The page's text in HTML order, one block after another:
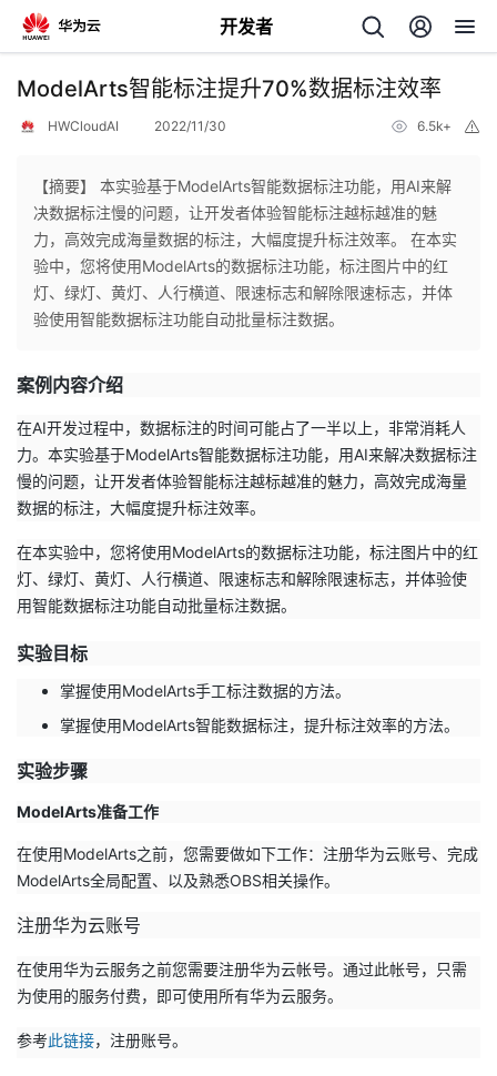
开发者
返
个
人
主
页
我
的
开
发
我
的
博
我
的
坛
我
圈
子
的
直
我
的
动
我
关
我
的
我
ModelArts智能标注提升70%数据标注效率
HWCloudAI 2022/11/30 6.5k+
【摘要】 本实验基于ModelArts智能数据标注功能，用AI来解
决数据标注慢的问题，让开发者体验智能标注越标越准的魅
力，高效完成海量数据的标注，大幅度提升标注效率。 在本实
验中，您将使用ModelArts的数据标注功能，标注图片中的红
灯、绿灯、黄灯、人行横道、限速标志和解除限速标志，并体
验使用智能数据标注功能自动批量标注数据。
案例内容介绍
在AI开发过程中，数据标注的时间可能占了一半以上，非常消耗人
力。本实验基于ModelArts智能数据标注功能，用AI来解决数据标注
慢的问题，让开发者体验智能标注越标越准的魅力，高效完成海量
数据的标注，大幅度提升标注效率。
在本实验中，您将使用ModelArts的数据标注功能，标注图片中的红
灯、绿灯、黄灯、人行横道、限速标志和解除限速标志，并体验使
用智能数据标注功能自动批量标注数据。
实验目标
掌握使用ModelArts手工标注数据的方法。
掌握使用ModelArts智能数据标注，提升标注效率的方法。
实验步骤
ModelArts准备工作
在使用ModelArts之前，您需要做如下工作：注册华为云账号、完成
ModelArts全局配置、以及熟悉OBS相关操作。
注册华为云账号
在使用华为云服务之前您需要注册华为云帐号。通过此帐号，只需
为使用的服务付费，即可使用所有华为云服务。
参考此链接，注册账号。